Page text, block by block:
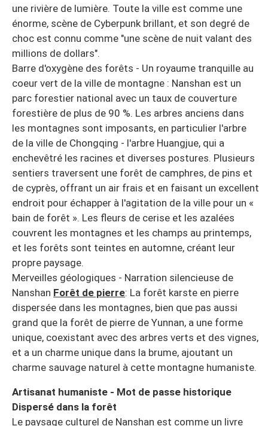
une rivière de lumière. Toute la ville est comme une
énorme, scène de Cyberpunk brillant, et son degré de
choc est connu comme "une scène de nuit valant des
millions de dollars".
Barre d'oxygène des forêts - Un royaume tranquille au
coeur vert de la ville de montagne : Nanshan est un
parc forestier national avec un taux de couverture
forestière de plus de 90 %. Les arbres anciens dans
les montagnes sont imposants, en particulier l'arbre
de la ville de Chongqing - l'arbre Huangjue, qui a
enchevêtré les racines et diverses postures. Plusieurs
sentiers traversent une forêt de camphres, de pins et
de cyprès, offrant un air frais et en faisant un excellent
endroit pour échapper à l'agitation de la ville pour un «
bain de forêt ». Les fleurs de cerise et les azalées
couvrent les montagnes et les champs au printemps,
et les forêts sont teintes en automne, créant leur
propre paysage.
Merveilles géologiques - Narration silencieuse de
Nanshan Forêt de pierre: La forêt karste en pierre
dispersée dans les montagnes, bien que pas aussi
grand que la forêt de pierre de Yunnan, a une forme
unique, coexistant avec des arbres verts et des vignes,
et a un charme unique dans la brume, ajoutant un
charme sauvage naturel à cette montagne humaniste.
Artisanat humaniste - Mot de passe historique
Dispersé dans la forêt
Le paysage culturel de Nanshan est comme un livre